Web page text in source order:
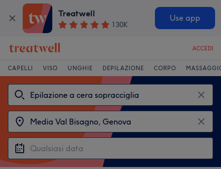
Treatwell
130K
Use app
ACCEDI
CAPELLI VISO UNGHIE DEPILAZIONE CORPO